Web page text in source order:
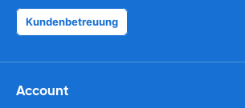
Kundenbetreuung
Account